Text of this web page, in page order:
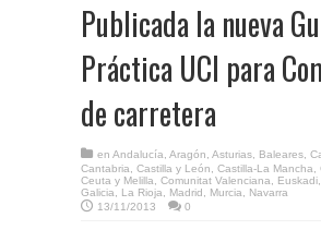
Publicada la nueva
Práctica UCI para
de carretera
en Andalucía Aragón Asturias Baleares
Cantabria
Castilla y León Castilla-La Mancha
Ceuta y Melilla
Comunitat Valenciana Euskadi
Galicia
La Rioja Madrid Murcia
Navarra
13/11/2013
0